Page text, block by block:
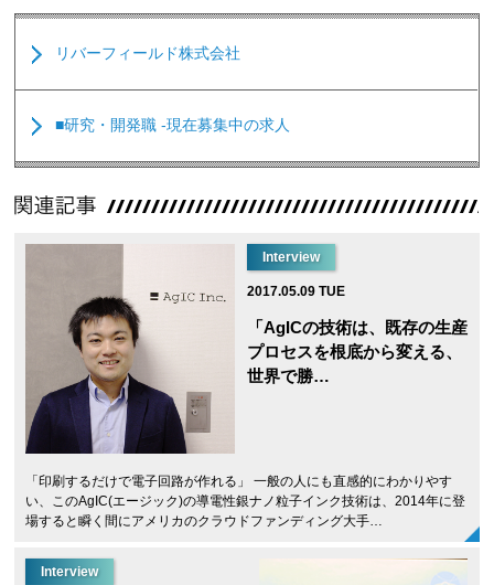
リバーフィールド株式会社
■研究・開発職 -現在募集中の求人
Interview
2017.05.09 TUE
「AgICの技術は、既存の生産
プロセスを根底から変える、
世界で勝…
「印刷するだけで電子回路が作れる」 一般の人にも直感的にわかりやす
い、このAgIC(エージック)の導電性銀ナノ粒子インク技術は、2014年に登
場すると瞬く間にアメリカのクラウドファンディング大手…
Interview